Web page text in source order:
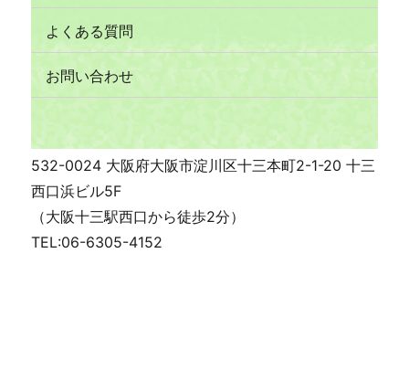
よくある質問
お問い合わせ
532-0024 大阪府大阪市淀川区十三本町2-1-20 十三
西口浜ビル5F
（大阪十三駅西口から徒歩2分）
TEL:06-6305-4152